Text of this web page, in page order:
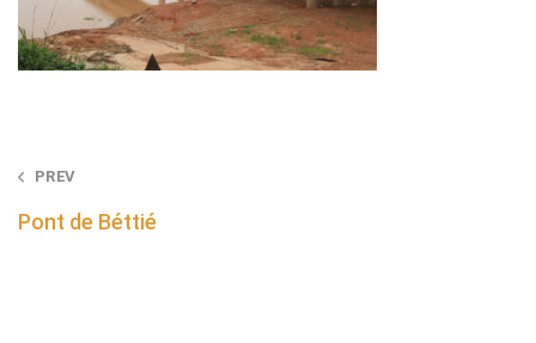
Post
navigation
PREV
Pont de Béttié